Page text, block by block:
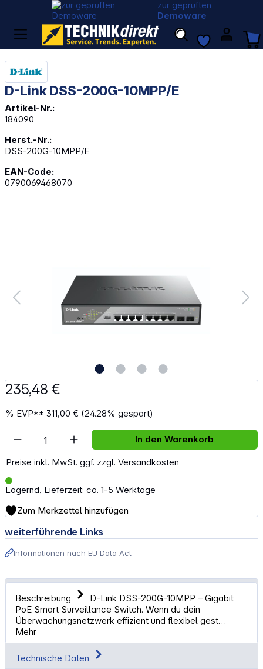
zur geprüften
Demoware
D-Link DSS-200G-10MPP/E
Artikel-Nr.:
184090
Herst.-Nr.:
DSS-200G-10MPP/E
EAN-Code:
0790069468070
235,48 €
% EVP**311,00 € (24.28% gespart)
Preise inkl. MwSt. ggf. zzgl. Versandkosten
Lagernd, Lieferzeit: ca. 1-5 Werktage
Artikel Anzahl: Gib den gewünschten
In den Warenkorb
Zum Merkzettel hinzufügen
weiterführende Links
Informationen nach EU Data Act
Beschreibung
D-Link DSS-200G-10MPP – Gigabit
PoE Smart Surveillance Switch. Wenn du dein
Überwachungsnetzwerk effizient und flexibel gest…
Mehr
Technische Daten